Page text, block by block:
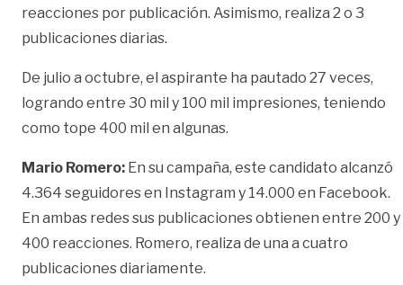
reacciones por publicación. Asimismo, realiza 2 o 3
publicaciones diarias.
De julio a octubre, el aspirante ha pautado 27 veces,
logrando entre 30 mil y 100 mil impresiones, teniendo
como tope 400 mil en algunas.
Mario Romero: En su campaña, este candidato alcanzó
4.364 seguidores en Instagram y 14.000 en Facebook.
En ambas redes sus publicaciones obtienen entre 200 y
400 reacciones. Romero, realiza de una a cuatro
publicaciones diariamente.